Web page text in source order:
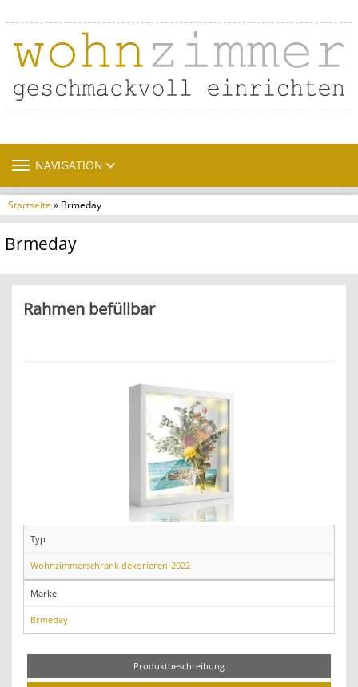
TOGGLE NAVIGATION
NAVIGATION
Startseite» Brmeday
Brmeday
Rahmen befüllbar
Typ
Wohnzimmerschrank dekorieren-2022
Marke
Brmeday
Produktbeschreibung